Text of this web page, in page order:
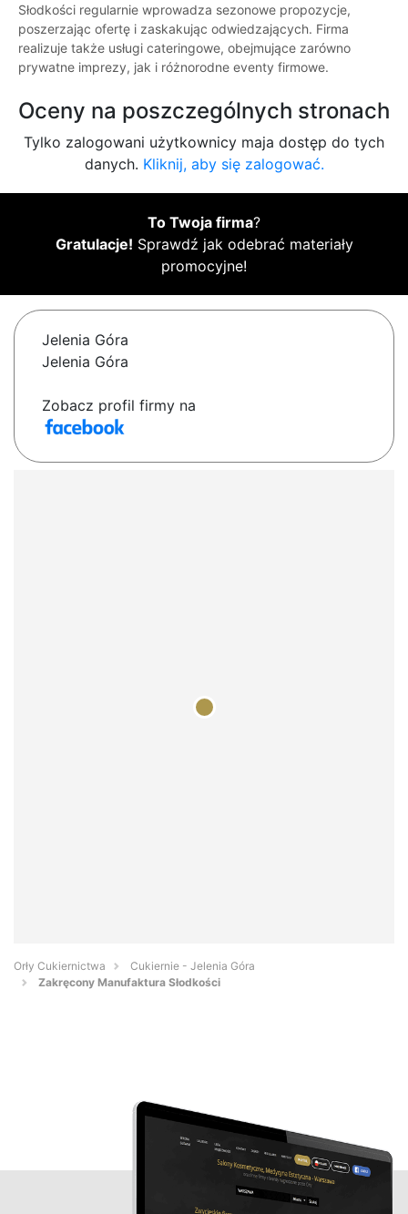
Słodkości regularnie wprowadza sezonowe propozycje,
poszerzając ofertę i zaskakując odwiedzających. Firma
realizuje także usługi cateringowe, obejmujące zarówno
prywatne imprezy, jak i różnorodne eventy firmowe.
Oceny na poszczególnych stronach
Tylko zalogowani użytkownicy maja dostęp do tych
danych. Kliknij, aby się zalogować.
To Twoja firma?
Gratulacje! Sprawdź jak odebrać materiały
promocyjne!
Jelenia Góra
Jelenia Góra
Zobacz profil firmy na
Orły Cukiernictwa
Cukiernie - Jelenia Góra
Zakręcony Manufaktura Słodkości